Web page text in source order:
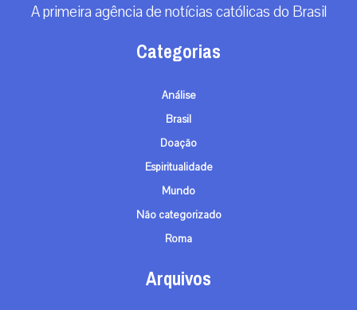
A primeira agência de notícias católicas do Brasil
Categorias
Análise
Brasil
Doação
Espiritualidade
Mundo
Não categorizado
Roma
Arquivos